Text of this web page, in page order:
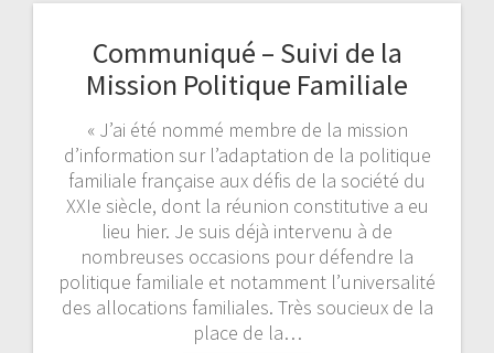
Communiqué – Suivi de la
Mission Politique Familiale
« J’ai été nommé membre de la mission
d’information sur l’adaptation de la politique
familiale française aux défis de la société du
XXIe siècle, dont la réunion constitutive a eu
lieu hier. Je suis déjà intervenu à de
nombreuses occasions pour défendre la
politique familiale et notamment l’universalité
des allocations familiales. Très soucieux de la
place de la…